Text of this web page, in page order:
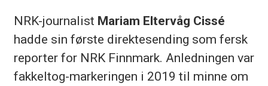
NRK-journalist Mariam Eltervåg Cissé
hadde sin første direktesending som fersk
reporter for NRK Finnmark. Anledningen var
fakkeltog-markeringen i 2019 til minne om